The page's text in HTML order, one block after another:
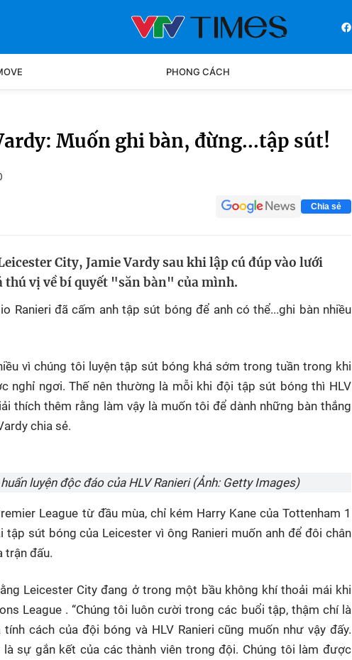
PHONG CÁCH
Muốn ghi bàn, đừng...tập sút!
Chia sẻ
City, Jamie Vardy sau khi lập cú đúp vào lưới
thú vị về bí quyết "săn bàn" của mình.
Ranieri đã cấm anh tập sút bóng để anh có thể...ghi bàn nhiều
vì chúng tôi luyện tập sút bóng khá sớm trong tuần trong khi
nghỉ ngơi. Thế nên thường là mỗi khi đội tập sút bóng thì HLV
thích thêm rằng làm vậy là muốn tôi để dành những bàn thắng
chia sẻ.
luyện độc đáo của HLV Ranieri (Ảnh: Getty Images)
League từ đầu mùa, chỉ kém Harry Kane của Tottenham 1
tập sút bóng của Leicester vì ông Ranieri muốn anh để đôi chân
trận đấu.
Leicester City đang ở trong một bầu không khí thoải mái khi
League . “Chúng tôi luôn cười trong các buổi tập, thậm chí là
cách của đội bóng và HLV Ranieri cũng muốn như vậy đấy.
sự gắn kết của các thành viên trong đội. Chúng tôi làm được